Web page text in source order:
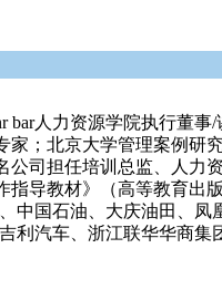
bar人力资源学院执行董事
；北京大学管理案例研究
公司担任培训总监、人力
指导教材》（高等教育出
中国石油、大庆油田、
利汽车、浙江联华华商集